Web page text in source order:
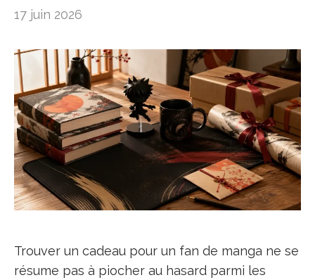
17 juin 2026
Trouver un cadeau pour un fan de manga ne se
résume pas à piocher au hasard parmi les